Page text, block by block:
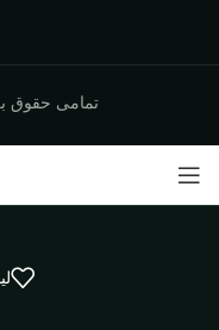
تمامی حقوق